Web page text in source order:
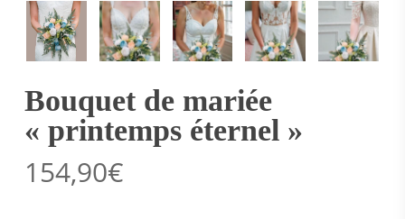
Bouquet de mariée
« printemps éternel »
154,90€